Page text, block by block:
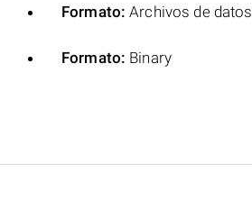
Formato: Archivos de datos
Formato: Binary